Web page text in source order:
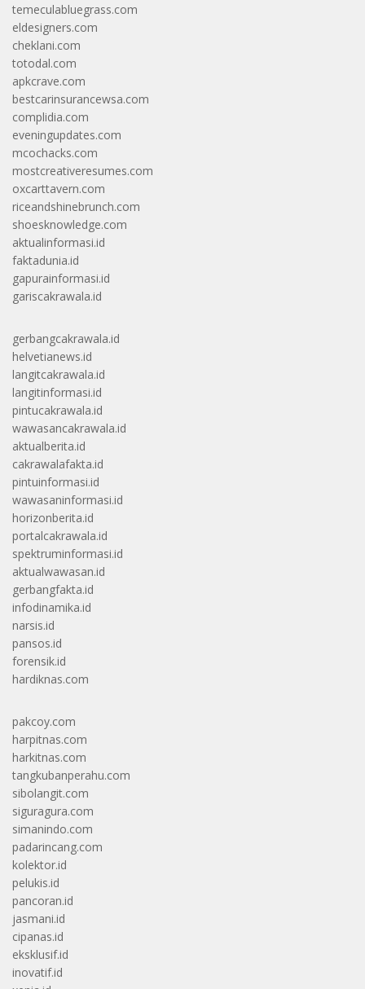
temeculabluegrass.com
eldesigners.com
cheklani.com
totodal.com
apkcrave.com
bestcarinsurancewsa.com
complidia.com
eveningupdates.com
mcochacks.com
mostcreativeresumes.com
oxcarttavern.com
riceandshinebrunch.com
shoesknowledge.com
aktualinformasi.id
faktadunia.id
gapurainformasi.id
gariscakrawala.id
gerbangcakrawala.id
helvetianews.id
langitcakrawala.id
langitinformasi.id
pintucakrawala.id
wawasancakrawala.id
aktualberita.id
cakrawalafakta.id
pintuinformasi.id
wawasaninformasi.id
horizonberita.id
portalcakrawala.id
spektruminformasi.id
aktualwawasan.id
gerbangfakta.id
infodinamika.id
narsis.id
pansos.id
forensik.id
hardiknas.com
pakcoy.com
harpitnas.com
harkitnas.com
tangkubanperahu.com
sibolangit.com
siguragura.com
simanindo.com
padarincang.com
kolektor.id
pelukis.id
pancoran.id
jasmani.id
cipanas.id
eksklusif.id
inovatif.id